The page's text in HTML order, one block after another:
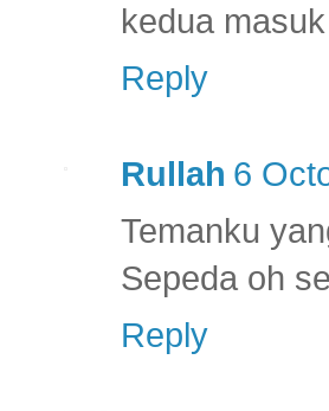
kedua
Reply
Rullah 6
Temanku
Sepeda oh
Reply